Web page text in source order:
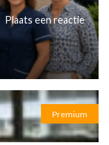
Plaats een reactie
Premium